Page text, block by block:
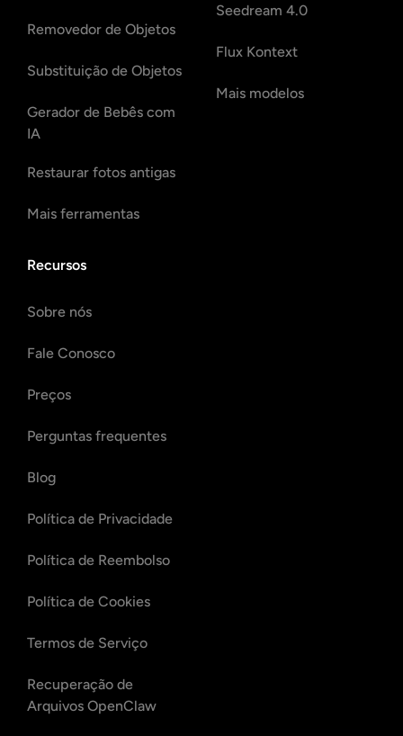
Removedor de Objetos
Substituição de Objetos
Gerador de Bebês com
IA
Restaurar fotos antigas
Mais ferramentas
Seedream 4.0
Flux Kontext
Mais modelos
Recursos
Sobre nós
Fale Conosco
Preços
Perguntas frequentes
Blog
Política de Privacidade
Política de Reembolso
Política de Cookies
Termos de Serviço
Recuperação de
Arquivos OpenClaw